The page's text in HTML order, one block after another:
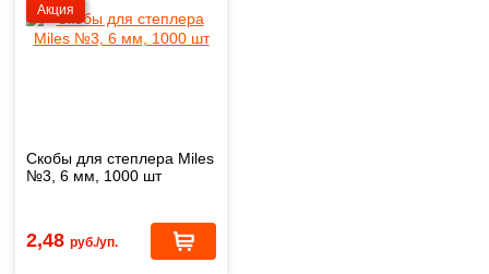
Акция
Скобы для степлера Miles
№3, 6 мм, 1000 шт
2,48 руб./уп.